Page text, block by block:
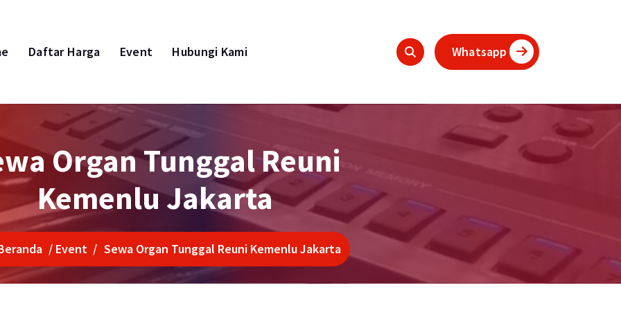
Daftar Harga Event Hubungi Kami Whatsapp
Organ Tunggal Reuni
Kemenlu Jakarta
/ Event / Sewa Organ Tunggal Reuni Kemenlu Jakarta